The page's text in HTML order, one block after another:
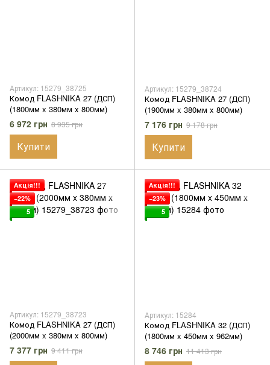
Артикул: 15279_38725
Комод FLASHNIKA 27 (ДСП)
(1800мм x 380мм x 800мм)
6 972 грн 8 935 грн
Купити
Артикул: 15279_38724
Комод FLASHNIKA 27 (ДСП)
(1900мм x 380мм x 800мм)
7 176 грн 9 178 грн
Купити
Акція!!!
−22%
5
Артикул: 15279_38723
Комод FLASHNIKA 27 (ДСП)
(2000мм x 380мм x 800мм)
7 377 грн 9 411 грн
Акція!!!
−23%
5
Артикул: 15284
Комод FLASHNIKA 32 (ДСП)
(1800мм x 450мм x 962мм)
8 746 грн 11 413 грн